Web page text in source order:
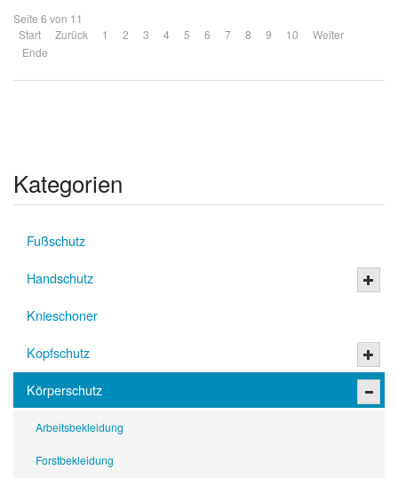
Seite 6 von 11
Start
Zurück 1 2 3 4 5 6 7 8 9 10
Weiter
Ende
Kategorien
Fußschutz
Handschutz
Knieschoner
Kopfschutz
Körperschutz
Arbeitsbekleidung
Forstbekleidung